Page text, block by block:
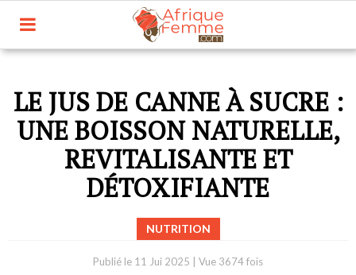
LE JUS DE CANNE À SUCRE :
UNE BOISSON NATURELLE,
REVITALISANTE ET
DÉTOXIFIANTE
NUTRITION
Publié le 11 Jui 2025 Vue 3674 fois